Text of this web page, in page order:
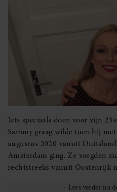
Iets speciaals doen voor zijn
Sammy graag wilde toen hij
augustus 2020 vanuit
Amsterdam ging. Ze voegden
rechtstreeks vanuit Oostenrijk